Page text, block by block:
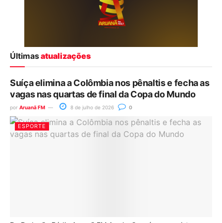
Últimasatualizações
Suíça elimina a Colômbia nos pênaltis e fecha as
vagas nas quartas de final da Copa do Mundo
por Aruanã FM 8 de julho de 2026 0
ESPORTE